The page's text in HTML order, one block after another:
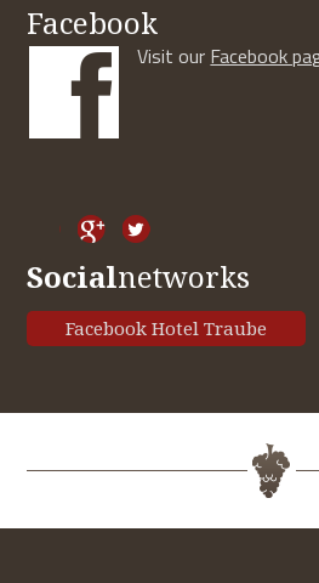
Facebook
Visit our Facebook
Socialnetworks
Facebook Hotel Traube